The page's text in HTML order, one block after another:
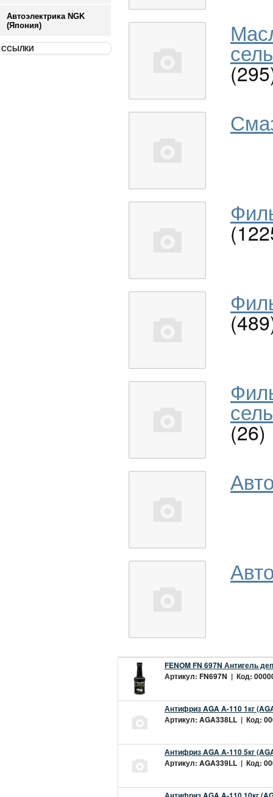
Автоэлектрика NGK
(Япония)
ССЫЛКИ
(26)
FENOM FN 697N Антигель
Артикул: FN697N | Код:
Антифриз AGA A-110 1кг
Артикул: AGA338LL | Код:
Антифриз AGA A-110 5кг
Артикул: AGA339LL | Код: